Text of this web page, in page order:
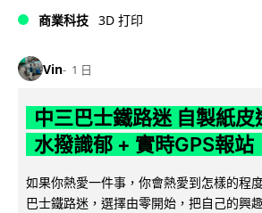
商業科技 3D 打印
Vin 1 日
中三巴士鐵路迷 自製紙皮
水撥識郁 + 實時GPS報站
如果你熱愛一件事，你會熱愛到怎樣的程
巴士鐵路迷，選擇由零開始，把自己的興